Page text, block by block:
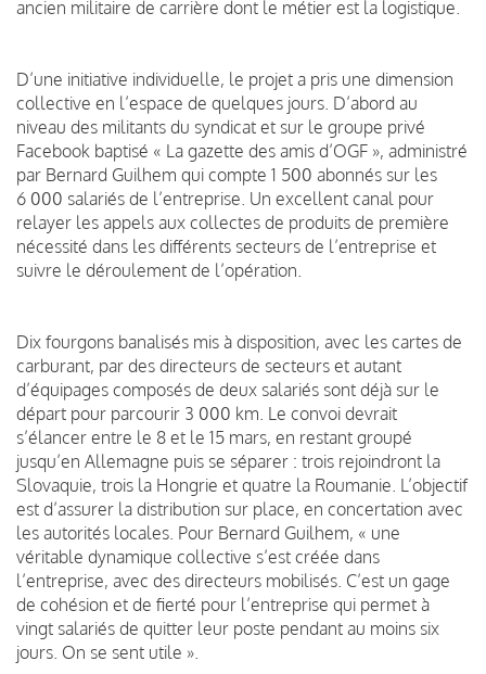
ancien militaire de carrière dont le métier est la logistique.
D’une initiative individuelle, le projet a pris une dimension
collective en l’espace de quelques jours. D’abord au
niveau des militants du syndicat et sur le groupe privé
Facebook baptisé « La gazette des amis d’OGF », administré
par Bernard Guilhem qui compte 1 500 abonnés sur les
6 000 salariés de l’entreprise. Un excellent canal pour
relayer les appels aux collectes de produits de première
nécessité dans les différents secteurs de l’entreprise et
suivre le déroulement de l’opération.
Dix fourgons banalisés mis à disposition, avec les cartes de
carburant, par des directeurs de secteurs et autant
d’équipages composés de deux salariés sont déjà sur le
départ pour parcourir 3 000 km. Le convoi devrait
s’élancer entre le 8 et le 15 mars, en restant groupé
jusqu’en Allemagne puis se séparer : trois rejoindront la
Slovaquie, trois la Hongrie et quatre la Roumanie. L’objectif
est d’assurer la distribution sur place, en concertation avec
les autorités locales. Pour Bernard Guilhem, « une
véritable dynamique collective s’est créée dans
l’entreprise, avec des directeurs mobilisés. C’est un gage
de cohésion et de fierté pour l’entreprise qui permet à
vingt salariés de quitter leur poste pendant au moins six
jours. On se sent utile ».